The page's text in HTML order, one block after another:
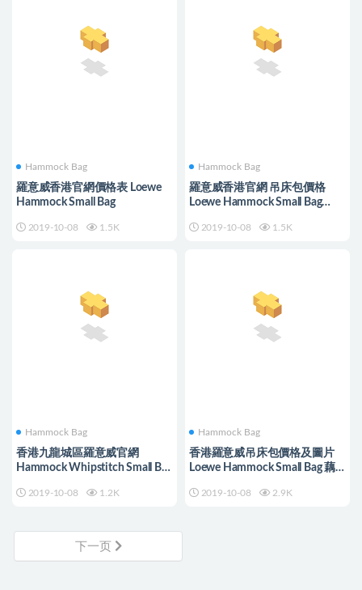
Hammock Bag
羅意威香港官網價格表 Loewe
Hammock Small Bag
2019-10-08 1.5K
Hammock Bag
羅意威香港官網 吊床包價格
Loewe Hammock Small Bag
2019-10-08 1.5K
Hammock Bag
香港九龍城區羅意威官網
Hammock Whipstitch Small Bag
2019-10-08 1.2K
Hammock Bag
香港羅意威吊床包價格及圖片
Loewe Hammock Small Bag 藕
2019-10-08 2.9K
下一页